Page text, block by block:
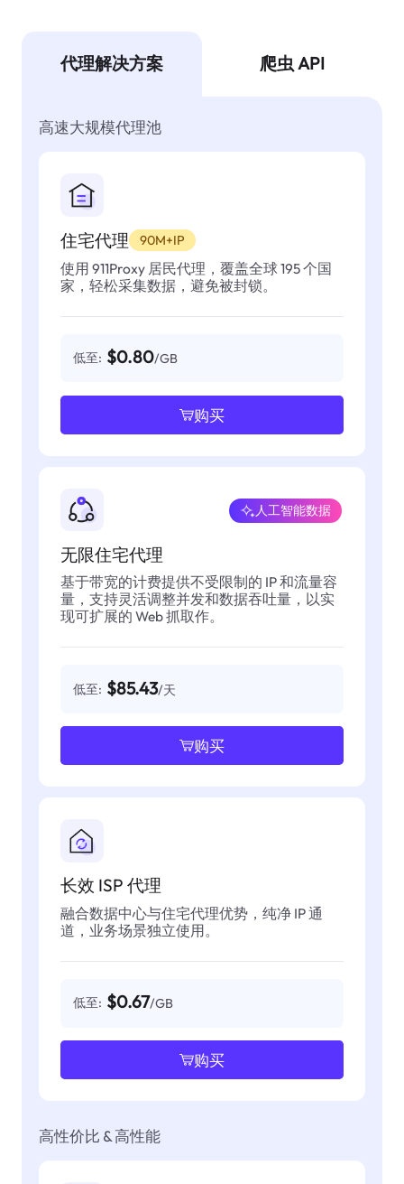
代理解决方案 爬虫 API
高速大规模代理池
住宅代理 90M+IP
使用 911Proxy 居民代理，覆盖全球 195 个国
家，轻松采集数据，避免被封锁。
低至: $0.80/GB
购买
无限住宅代理
人工智能数据
基于带宽的计费提供不受限制的 IP 和流量容
量，支持灵活调整并发和数据吞吐量，以实
现可扩展的 Web 抓取作。
低至: $85.43/天
购买
长效 ISP 代理
融合数据中心与住宅代理优势，纯净 IP 通
道，业务场景独立使用。
低至: $0.67/GB
购买
高性价比 & 高性能